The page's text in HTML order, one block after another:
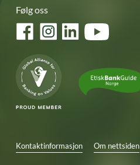
Følg oss
FacebookInstagramLinkedInYouTube
Kontaktinformasjon Om nettsiden